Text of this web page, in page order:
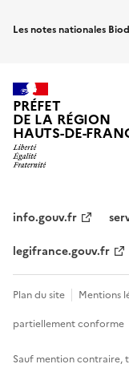
Les notes nationales
PRÉFET
DE LA RÉGION
HAUTS-DE-
info.gouv.fr
legifrance.gouv.fr
Plan du site Mentions
partiellement conforme
Sauf mention contraire,